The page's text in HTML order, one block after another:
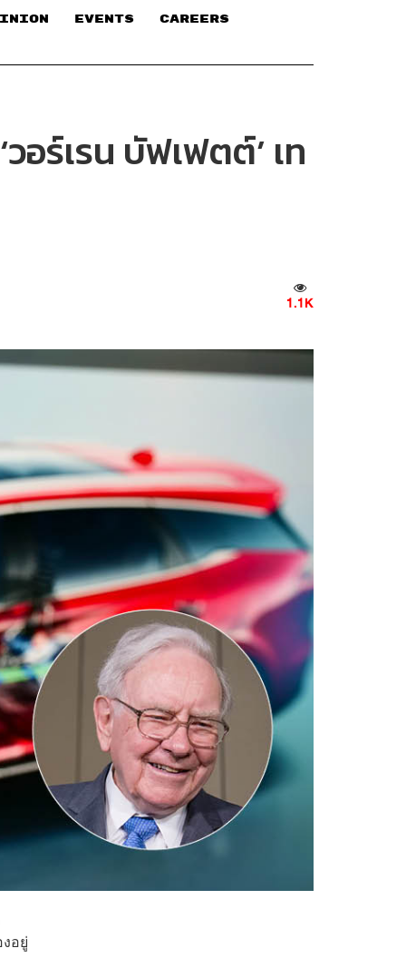
EVENTS CAREERS
ร์เรน บัฟเฟตต์’ เท
1.1K
อยู่